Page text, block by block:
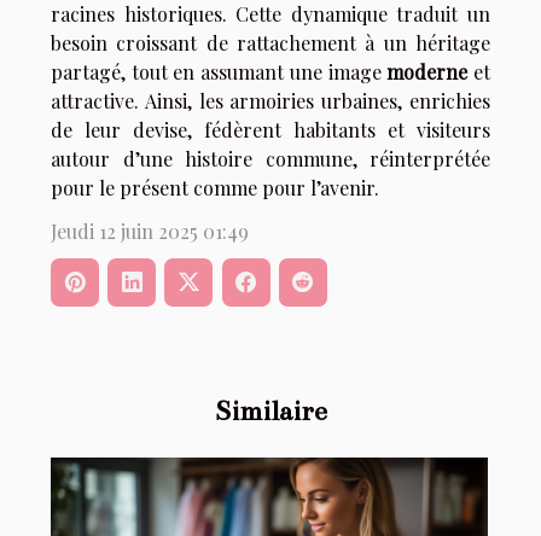
racines historiques. Cette dynamique traduit un
besoin croissant de rattachement à un héritage
partagé, tout en assumant une imagemoderneet
attractive. Ainsi, les armoiries urbaines, enrichies
de leur devise, fédèrent habitants et visiteurs
autour d’une histoire commune, réinterprétée
pour le présent comme pour l’avenir.
Jeudi 12 juin 2025 01:49
Similaire